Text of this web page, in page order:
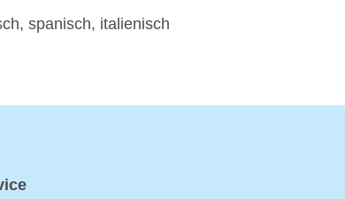
spanisch, italienisch